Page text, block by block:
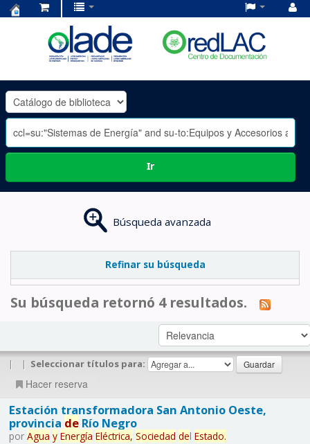
OLADE
-
Ir
Búsqueda avanzada
Refinar su búsqueda
Su búsqueda retornó 4 resultados.
| | Seleccionar títulos para:
Hacer reserva
Estación transformadora San Antonio Oeste,
provincia deRío Negro
por Agua y Energía Eléctrica, Sociedad del Estado.